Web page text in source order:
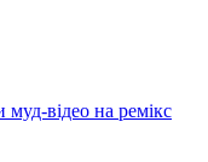
відео на ремікс